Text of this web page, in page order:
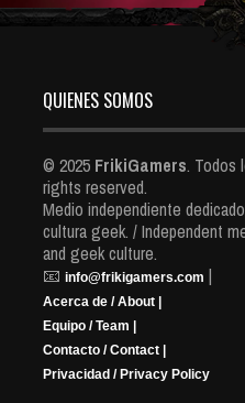
QUIENES SOMOS
© 2025 FrikiGamers. Todos
rights reserved.
Medio independiente
cultura geek. / Independent
and geek culture.
📧 info@frikigamers.com |
Acerca de / About |
Equipo / Team |
Contacto / Contact |
Privacidad / Privacy Policy